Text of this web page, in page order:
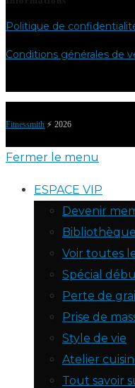
Politique de
Conditions générales de
Fitnessmith ⚡️ 2026
Fermer le menu
ESPACE VIP
Devenir
Voir toutes
Spécial
Perte de
Prise de
Style de vie
Atelier
Tout savoir